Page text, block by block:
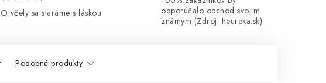
O včely sa staráme s láskou
odporúčalo obchod svojim
známym (Zdroj: heureka.sk)
Podobné produkty